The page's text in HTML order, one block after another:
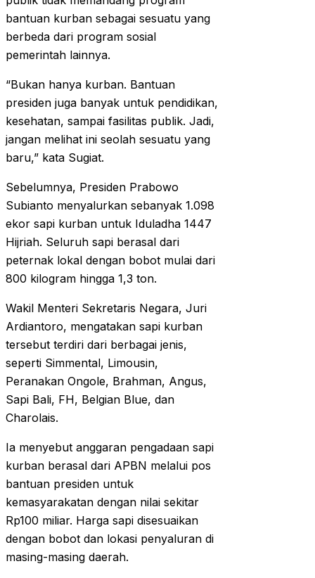
bantuan kurban sebagai sesuatu yang
berbeda dari program sosial
pemerintah lainnya.
“Bukan hanya kurban. Bantuan
presiden juga banyak untuk pendidikan,
kesehatan, sampai fasilitas publik. Jadi,
jangan melihat ini seolah sesuatu yang
baru,” kata Sugiat.
Sebelumnya, Presiden Prabowo
Subianto menyalurkan sebanyak 1.098
ekor sapi kurban untuk Iduladha 1447
Hijriah. Seluruh sapi berasal dari
peternak lokal dengan bobot mulai dari
800 kilogram hingga 1,3 ton.
Wakil Menteri Sekretaris Negara, Juri
Ardiantoro, mengatakan sapi kurban
tersebut terdiri dari berbagai jenis,
seperti Simmental, Limousin,
Peranakan Ongole, Brahman, Angus,
Sapi Bali, FH, Belgian Blue, dan
Charolais.
Ia menyebut anggaran pengadaan sapi
kurban berasal dari APBN melalui pos
bantuan presiden untuk
kemasyarakatan dengan nilai sekitar
Rp100 miliar. Harga sapi disesuaikan
dengan bobot dan lokasi penyaluran di
masing-masing daerah.